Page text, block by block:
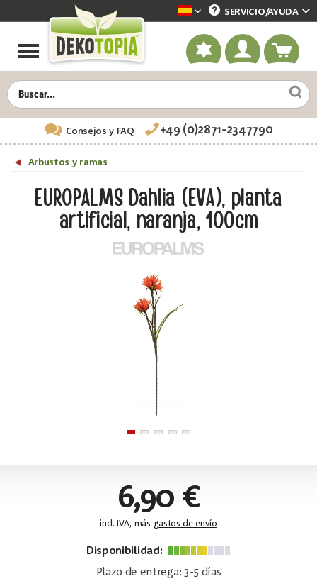
Dekotopia spanisch
SERVICIO/AYUDA
Consejos y FAQ +49 (0)2871-2347790
Arbustos y ramas
EUROPALMS Dahlia (EVA), planta
artificial, naranja, 100cm
6,90 €
incl. IVA, más gastos de envío
Disponibilidad:
Plazo de entrega: 3-5 días